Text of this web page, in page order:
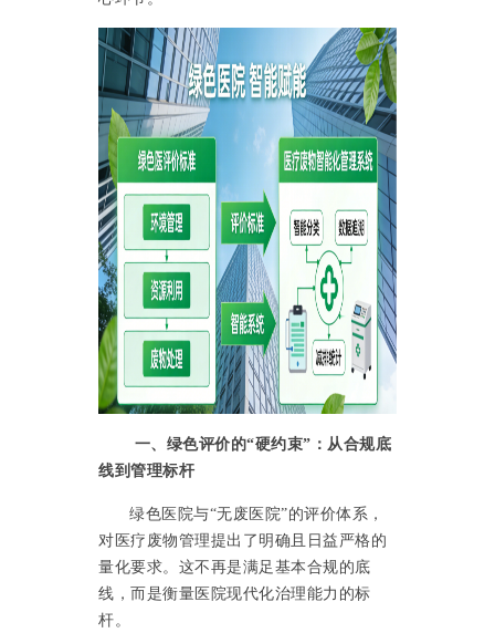
一、绿色评价的“硬约束”：从合规底
线到管理标杆
绿色医院与“无废医院”的评价体系，
对医疗废物管理提出了明确且日益严格的
量化要求。这不再是满足基本合规的底
线，而是衡量医院现代化治理能力的标
杆。